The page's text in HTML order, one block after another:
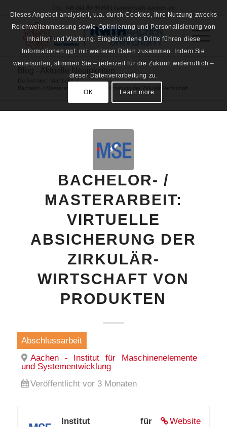
Startseite /
BACHELOR- /
MASTERARBEIT:
VIRTUELLE
ABSICHERUNG DER
ZIRKULÄR-
WIRTSCHAFT VON
PRODUKTEN
Abschlussarbeit
Aachen - Institut für Maschinenelemente
und Systementwicklung
Veröffentlicht vor 3 Monaten
Website
Institut für
Dieses Angebot analysiert, u.a. durch Cookies, Ihre Nutzung zwecks
Reichweitenmessung sowie Optimierung und Personalisierung von
Inhalten und Werbung. Eingebundene Dritte führen diese
Informationen ggf. mit weiteren Daten zusammen. Indem Sie
weitersurfen, stimmen Sie – jederzeit für die Zukunft widerruflich –
dieser Datenverarbeitung zu.
OK Learn more